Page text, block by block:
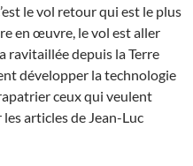
le vol retour qui est le plus
en œuvre, le vol est aller
ravitaillée depuis la Terre
développer la technologie
ceux qui veulent
articles de Jean-Luc